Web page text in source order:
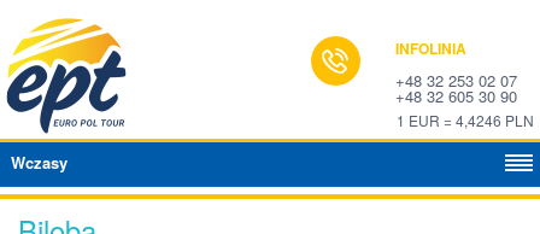
INFOLINIA
+48 32 253 02 07
+48 32 605 30 90
1 EUR = 4,4246 PLN
Wczasy